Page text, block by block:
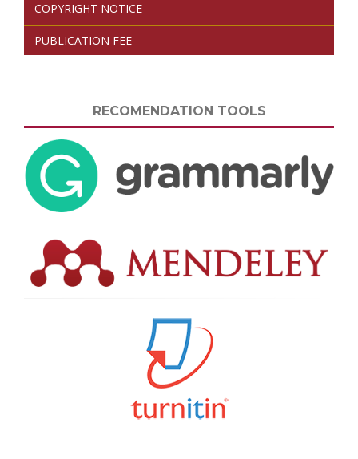
COPYRIGHT NOTICE
PUBLICATION FEE
RECOMENDATION TOOLS